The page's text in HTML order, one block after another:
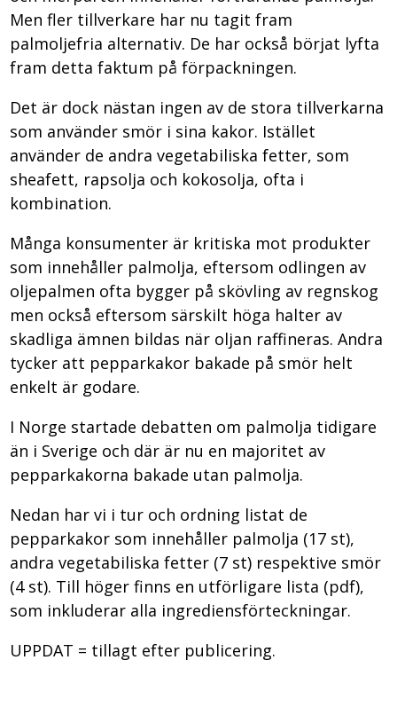
Men fler tillverkare har nu tagit fram
palmoljefria alternativ. De har också börjat lyfta
fram detta faktum på förpackningen.
Det är dock nästan ingen av de stora tillverkarna
som använder smör i sina kakor. Istället
använder de andra vegetabiliska fetter, som
sheafett, rapsolja och kokosolja, ofta i
kombination.
Många konsumenter är kritiska mot produkter
som innehåller palmolja, eftersom odlingen av
oljepalmen ofta bygger på skövling av regnskog
men också eftersom särskilt höga halter av
skadliga ämnen bildas när oljan raffineras. Andra
tycker att pepparkakor bakade på smör helt
enkelt är godare.
I Norge startade debatten om palmolja tidigare
än i Sverige och där är nu en majoritet av
pepparkakorna bakade utan palmolja.
Nedan har vi i tur och ordning listat de
pepparkakor som innehåller palmolja (17 st),
andra vegetabiliska fetter (7 st) respektive smör
(4 st). Till höger finns en utförligare lista (pdf),
som inkluderar alla ingrediensförteckningar.
UPPDAT = tillagt efter publicering.